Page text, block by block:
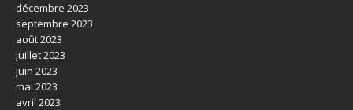
décembre 2023
septembre 2023
août 2023
juillet 2023
juin 2023
mai 2023
avril 2023